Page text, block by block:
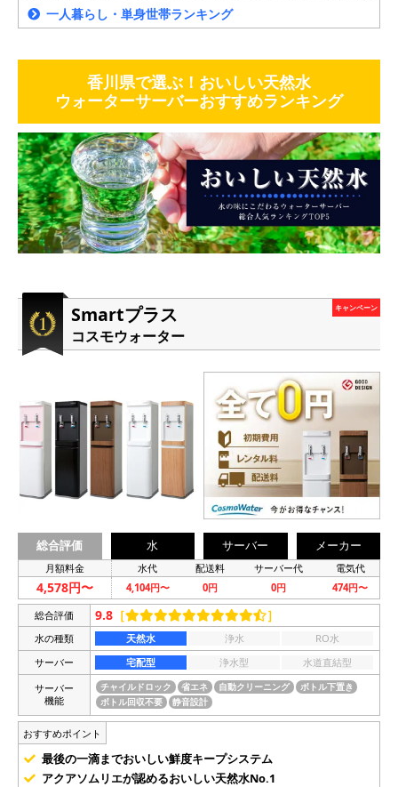
一人暮らし・単身世帯ランキング
香川県で選ぶ！おいしい天然水
ウォーターサーバーおすすめランキング
Smartプラス
コスモウォーター
キャンペーン
総合評価 水 サーバー メーカー
月額料金 水代 配送料 サーバー代 電気代
4,578円〜 4,104円〜 0円 0円 474円〜
総合評価 9.8 ［ ］
水の種類 天然水 浄水
RO水
サーバー
宅配型 浄水型
水道直結型
サーバー
機能
チャイルドロック 省エネ 自動クリーニング
ボトル下置き
ボトル回収不要
静音設計
おすすめポイント
最後の一滴までおいしい鮮度キープシステム
アクアソムリエが認めるおいしい天然水No.1